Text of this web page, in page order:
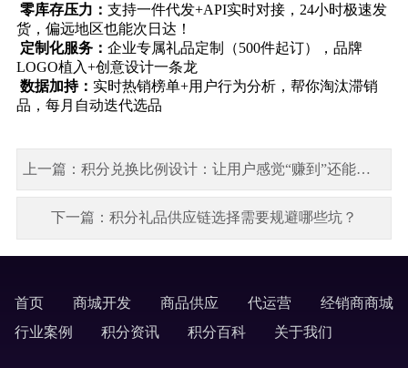
零库存压力‌： 支持一件代发+API实时对接，‌24小时极速发
货‌，偏远地区也能次日达！
定制化服务‌： 企业专属礼品定制（500件起订），品牌
LOGO植入+创意设计一条龙
数据加持‌： 实时热销榜单+用户行为分析，帮你淘汰滞销
品，‌每月自动迭代选品‌
上一篇：积分兑换比例设计：让用户感觉“赚到”还能让你盈利
下一篇：积分礼品供应链选择需要规避哪些坑？
首页 商城开发 商品供应 代运营
经销商商城
行业案例
积分资讯 积分百科 关于我们